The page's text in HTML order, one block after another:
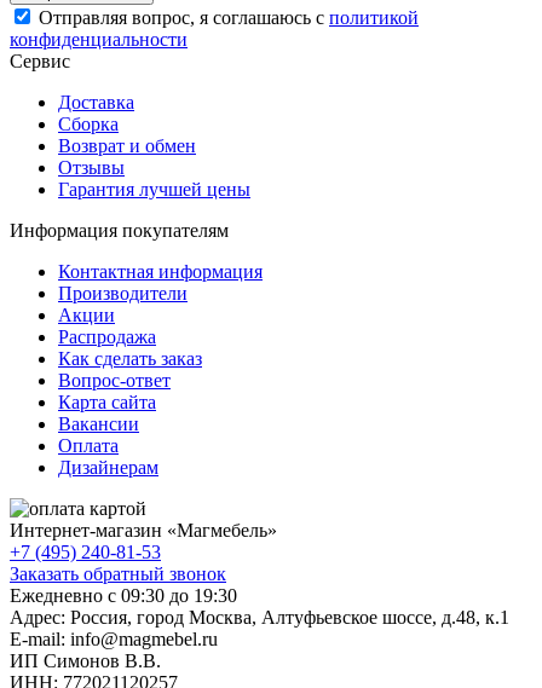
Отправляя вопрос, я соглашаюсь с политикой
конфиденциальности
Сервис
Доставка
Сборка
Возврат и обмен
Отзывы
Гарантия лучшей цены
Информация покупателям
Контактная информация
Производители
Акции
Распродажа
Как сделать заказ
Вопрос-ответ
Карта сайта
Вакансии
Оплата
Дизайнерам
Интернет-магазин «Магмебель»
+7 (495) 240-81-53
Заказать обратный звонок
Ежедневно с 09:30 до 19:30
Адрес: Россия, город Москва, Алтуфьевское шоссе, д.48, к.1
E-mail: info@magmebel.ru
ИП Симонов В.В.
ИНН: 772021120257